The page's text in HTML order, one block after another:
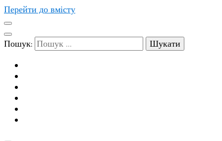
Перейти до вмісту
Пошук: